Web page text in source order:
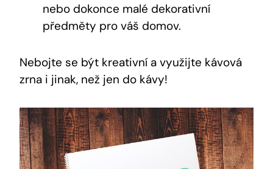
nebo dokonce malé dekorativní
předměty pro váš domov.
Nebojte se být kreativní a využijte kávová
zrna i jinak, než jen do kávy!